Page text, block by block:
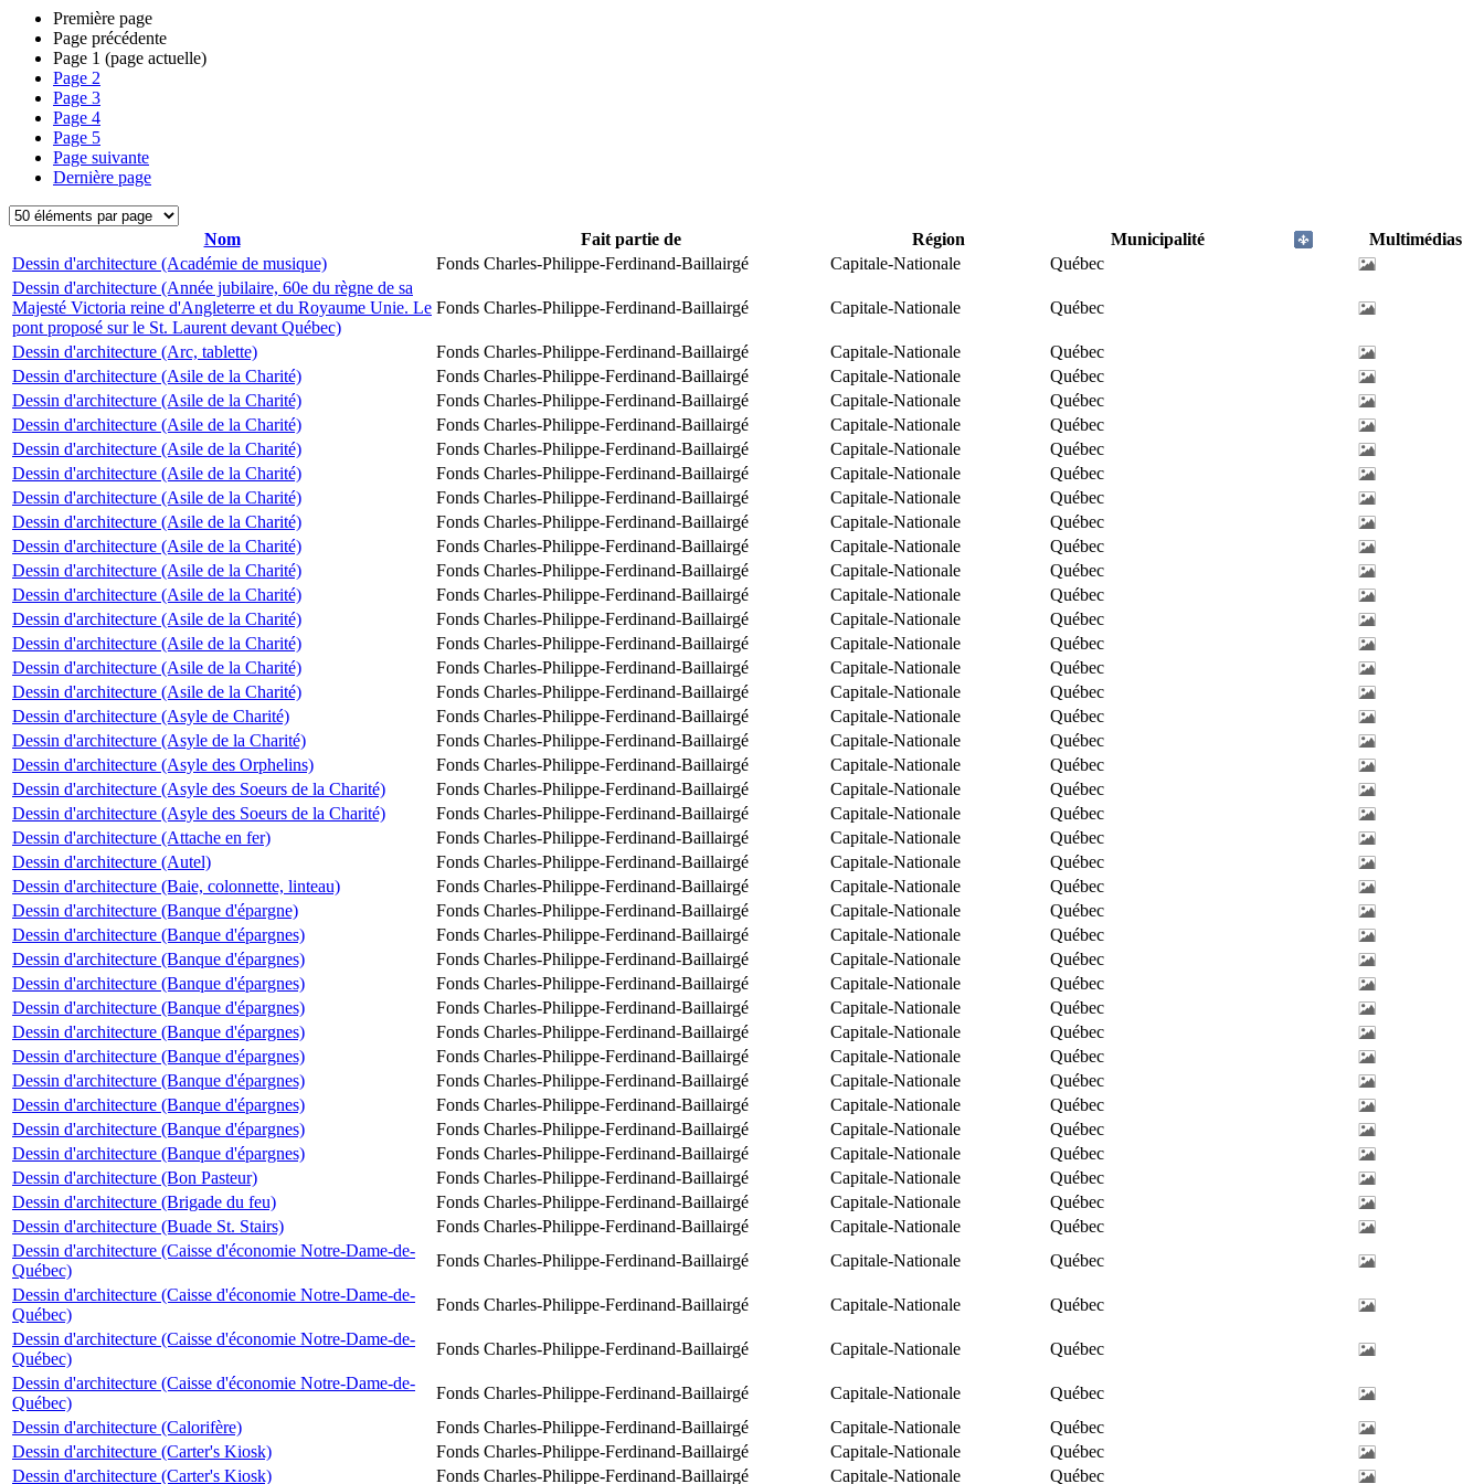
Première page
Page précédente
Page 1 (page actuelle)
Page 2
Page 3
Page 4
Page 5
Page suivante
Dernière page
Nom Fait partie de Région Municipalité
Multimédias
Dessin d'architecture (Académie de musique)
Fonds Charles-Philippe-Ferdinand-Baillairgé Capitale-Nationale
Québec
Dessin d'architecture (Année jubilaire, 60e du règne de sa
Majesté Victoria reine d'Angleterre et du Royaume Unie. Le
pont proposé sur le St. Laurent devant Québec)
Fonds Charles-Philippe-Ferdinand-Baillairgé Capitale-Nationale Québec
Dessin d'architecture (Arc, tablette) Fonds Charles-Philippe-Ferdinand-Baillairgé Capitale-Nationale
Québec
Dessin d'architecture (Asile de la Charité)
Fonds Charles-Philippe-Ferdinand-Baillairgé Capitale-Nationale
Québec
Dessin d'architecture (Asile de la Charité)
Fonds Charles-Philippe-Ferdinand-Baillairgé Capitale-Nationale
Québec
Dessin d'architecture (Asile de la Charité)
Fonds Charles-Philippe-Ferdinand-Baillairgé Capitale-Nationale
Québec
Dessin d'architecture (Asile de la Charité)
Fonds Charles-Philippe-Ferdinand-Baillairgé Capitale-Nationale
Québec
Dessin d'architecture (Asile de la Charité)
Fonds Charles-Philippe-Ferdinand-Baillairgé Capitale-Nationale
Québec
Dessin d'architecture (Asile de la Charité)
Fonds Charles-Philippe-Ferdinand-Baillairgé Capitale-Nationale
Québec
Dessin d'architecture (Asile de la Charité)
Fonds Charles-Philippe-Ferdinand-Baillairgé Capitale-Nationale
Québec
Dessin d'architecture (Asile de la Charité)
Fonds Charles-Philippe-Ferdinand-Baillairgé Capitale-Nationale
Québec
Dessin d'architecture (Asile de la Charité)
Fonds Charles-Philippe-Ferdinand-Baillairgé Capitale-Nationale
Québec
Dessin d'architecture (Asile de la Charité)
Fonds Charles-Philippe-Ferdinand-Baillairgé Capitale-Nationale
Québec
Dessin d'architecture (Asile de la Charité)
Fonds Charles-Philippe-Ferdinand-Baillairgé Capitale-Nationale
Québec
Dessin d'architecture (Asile de la Charité)
Fonds Charles-Philippe-Ferdinand-Baillairgé Capitale-Nationale
Québec
Dessin d'architecture (Asile de la Charité)
Fonds Charles-Philippe-Ferdinand-Baillairgé Capitale-Nationale
Québec
Dessin d'architecture (Asile de la Charité)
Fonds Charles-Philippe-Ferdinand-Baillairgé Capitale-Nationale
Québec
Dessin d'architecture (Asyle de Charité)
Fonds Charles-Philippe-Ferdinand-Baillairgé Capitale-Nationale
Québec
Dessin d'architecture (Asyle de la Charité)
Fonds Charles-Philippe-Ferdinand-Baillairgé Capitale-Nationale
Québec
Dessin d'architecture (Asyle des Orphelins)
Fonds Charles-Philippe-Ferdinand-Baillairgé Capitale-Nationale
Québec
Dessin d'architecture (Asyle des Soeurs de la Charité)
Fonds Charles-Philippe-Ferdinand-Baillairgé Capitale-Nationale
Québec
Dessin d'architecture (Asyle des Soeurs de la Charité)
Fonds Charles-Philippe-Ferdinand-Baillairgé Capitale-Nationale
Québec
Dessin d'architecture (Attache en fer)
Fonds Charles-Philippe-Ferdinand-Baillairgé Capitale-Nationale
Québec
Dessin d'architecture (Autel)
Fonds Charles-Philippe-Ferdinand-Baillairgé Capitale-Nationale
Québec
Dessin d'architecture (Baie, colonnette, linteau)
Fonds Charles-Philippe-Ferdinand-Baillairgé Capitale-Nationale
Québec
Dessin d'architecture (Banque d'épargne)
Fonds Charles-Philippe-Ferdinand-Baillairgé Capitale-Nationale
Québec
Dessin d'architecture (Banque d'épargnes)
Fonds Charles-Philippe-Ferdinand-Baillairgé Capitale-Nationale
Québec
Dessin d'architecture (Banque d'épargnes)
Fonds Charles-Philippe-Ferdinand-Baillairgé Capitale-Nationale
Québec
Dessin d'architecture (Banque d'épargnes)
Fonds Charles-Philippe-Ferdinand-Baillairgé Capitale-Nationale
Québec
Dessin d'architecture (Banque d'épargnes)
Fonds Charles-Philippe-Ferdinand-Baillairgé Capitale-Nationale
Québec
Dessin d'architecture (Banque d'épargnes)
Fonds Charles-Philippe-Ferdinand-Baillairgé Capitale-Nationale
Québec
Dessin d'architecture (Banque d'épargnes)
Fonds Charles-Philippe-Ferdinand-Baillairgé Capitale-Nationale
Québec
Dessin d'architecture (Banque d'épargnes)
Fonds Charles-Philippe-Ferdinand-Baillairgé Capitale-Nationale
Québec
Dessin d'architecture (Banque d'épargnes)
Fonds Charles-Philippe-Ferdinand-Baillairgé Capitale-Nationale
Québec
Dessin d'architecture (Banque d'épargnes)
Fonds Charles-Philippe-Ferdinand-Baillairgé Capitale-Nationale
Québec
Dessin d'architecture (Banque d'épargnes)
Fonds Charles-Philippe-Ferdinand-Baillairgé Capitale-Nationale
Québec
Dessin d'architecture (Bon Pasteur)
Fonds Charles-Philippe-Ferdinand-Baillairgé Capitale-Nationale
Québec
Dessin d'architecture (Brigade du feu)
Fonds Charles-Philippe-Ferdinand-Baillairgé Capitale-Nationale
Québec
Dessin d'architecture (Buade St. Stairs)
Fonds Charles-Philippe-Ferdinand-Baillairgé Capitale-Nationale
Québec
Dessin d'architecture (Caisse d'économie Notre-Dame-de-
Québec)
Fonds Charles-Philippe-Ferdinand-Baillairgé Capitale-Nationale
Québec
Dessin d'architecture (Caisse d'économie Notre-Dame-de-
Québec)
Fonds Charles-Philippe-Ferdinand-Baillairgé Capitale-Nationale
Québec
Dessin d'architecture (Caisse d'économie Notre-Dame-de-
Québec)
Fonds Charles-Philippe-Ferdinand-Baillairgé Capitale-Nationale
Québec
Dessin d'architecture (Caisse d'économie Notre-Dame-de-
Québec)
Fonds Charles-Philippe-Ferdinand-Baillairgé Capitale-Nationale
Québec
Dessin d'architecture (Calorifère)
Fonds Charles-Philippe-Ferdinand-Baillairgé Capitale-Nationale
Québec
Dessin d'architecture (Carter's Kiosk)
Fonds Charles-Philippe-Ferdinand-Baillairgé Capitale-Nationale
Québec
Dessin d'architecture (Carter's Kiosk)
Fonds Charles-Philippe-Ferdinand-Baillairgé Capitale-Nationale Québec